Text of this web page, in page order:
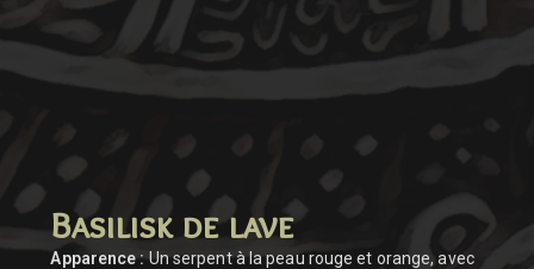
Basilisk de lave
Apparence :Un serpent à la peau rouge et orange, avec